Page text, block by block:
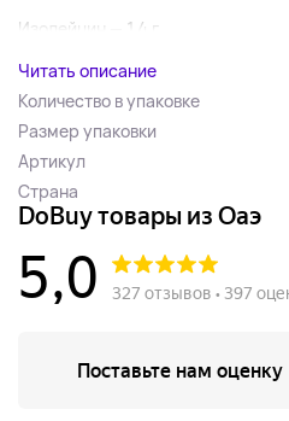
Изолейцин — 1,4 г...
Читать описание
Количество в упаковке
Размер упаковки
Артикул
Страна